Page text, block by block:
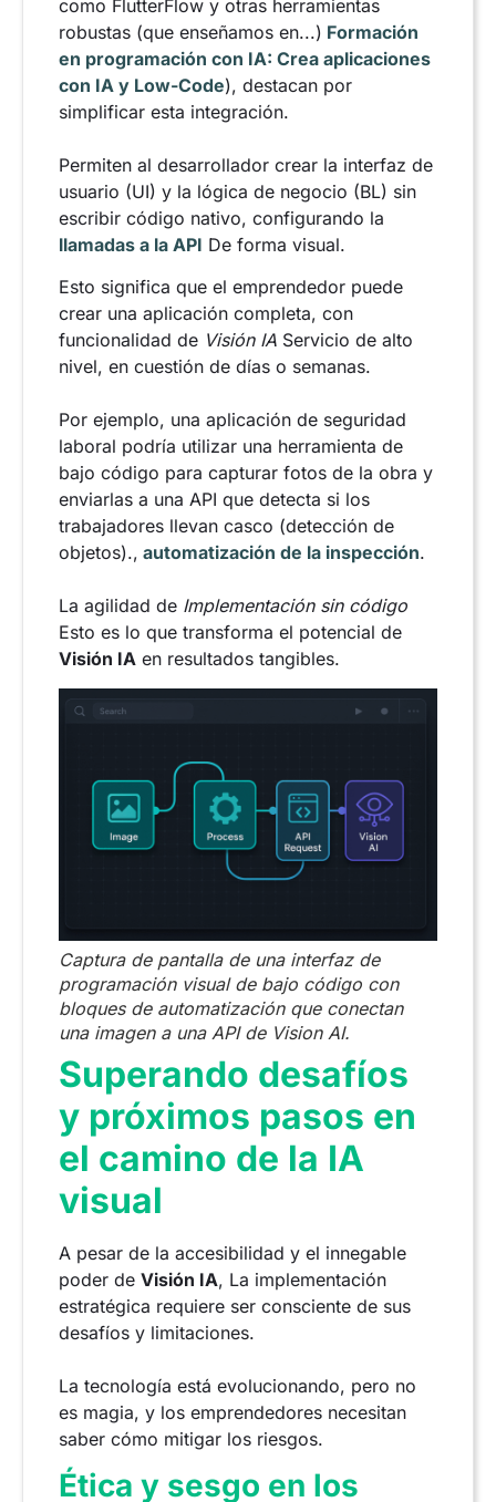
como FlutterFlow y otras herramientas
robustas (que enseñamos en...) Formación
en programación con IA: Crea aplicaciones
con IA y Low-Code), destacan por
simplificar esta integración.
Permiten al desarrollador crear la interfaz de
usuario (UI) y la lógica de negocio (BL) sin
escribir código nativo, configurando la
llamadas a la API De forma visual.
Esto significa que el emprendedor puede
crear una aplicación completa, con
funcionalidad de Visión IA Servicio de alto
nivel, en cuestión de días o semanas.
Por ejemplo, una aplicación de seguridad
laboral podría utilizar una herramienta de
bajo código para capturar fotos de la obra y
enviarlas a una API que detecta si los
trabajadores llevan casco (detección de
objetos)., automatización de la inspección.
La agilidad de Implementación sin código
Esto es lo que transforma el potencial de
Visión IA en resultados tangibles.
Captura de pantalla de una interfaz de
programación visual de bajo código con
bloques de automatización que conectan
una imagen a una API de Vision AI.
Superando desafíos
y próximos pasos en
el camino de la IA
visual
A pesar de la accesibilidad y el innegable
poder de Visión IA, La implementación
estratégica requiere ser consciente de sus
desafíos y limitaciones.
La tecnología está evolucionando, pero no
es magia, y los emprendedores necesitan
saber cómo mitigar los riesgos.
Ética y sesgo en los